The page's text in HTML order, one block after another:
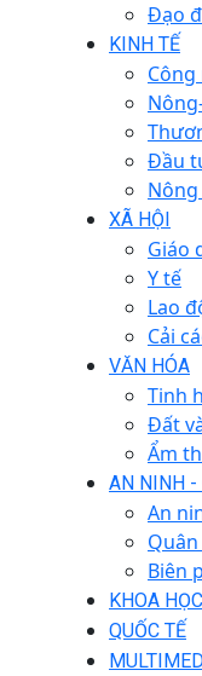
Đạo
KINH TẾ
Đầu
XÃ HỘI
Giáo
Y tế
Lao
Cải
VĂN HÓA
Tinh
Đất
Ẩm
AN NINH -
An
Biên
KHOA
QUỐC TẾ